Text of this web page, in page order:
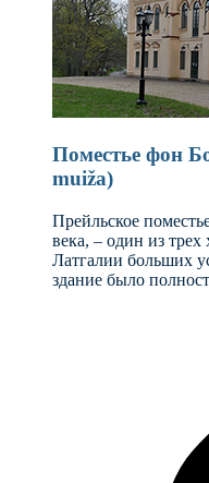
Поместье фон
muiža)
Прейльское
века, – один из
Латгалии больших
здание было